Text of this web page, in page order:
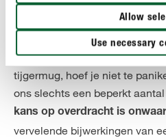
Allow
Use necessary
Tijgermug bestrijden
Wat kan je doen wanneer je bent
Wanneer je in onze contreien
tijgermug, hoef je niet te
ons slechts een beperkt
kans op overdracht is
vervelende bijwerkingen van